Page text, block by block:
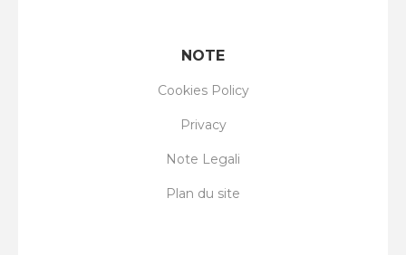
NOTE
Cookies Policy
Privacy
Note Legali
Plan du site